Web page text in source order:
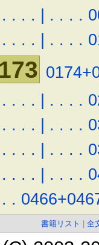
. . . . | . . . .
. . . . | . . . .
. . . . | . . . .
. . . . | . . . .
. . . . | . . . .
. . . . | . . . .
. .
書籍リスト 全